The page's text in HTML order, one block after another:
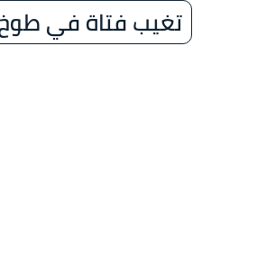
تغيب فتاة في